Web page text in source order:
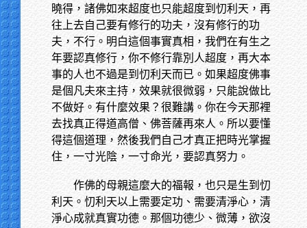
曉得，諸佛如來超度也只能超度到忉利天，再
往上去自己要有修行的功夫，沒有修行的功
夫，不行。明白這個事實真相，我們在有生之
年要認真修行，你不修行靠別人超度，再大本
事的人也不過是到忉利天而已。如果超度佛事
是個凡夫來主持，效果就很微弱，只能說做比
不做好。有什麼效果？很難講。你在今天那裡
去找真正得道高僧、佛菩薩再來人。所以要懂
得這個道理，然後我們自己才真正把時光掌握
住，一寸光陰，一寸命光，要認真努力。
作佛的母親這麼大的福報，也只是生到忉
利天。忉利天以上需要定功、需要清淨心，清
淨心成就真實功德。那個功德少、微薄，欲沒